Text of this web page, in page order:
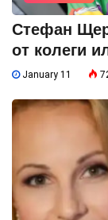
Стефан
от колеги
January 11